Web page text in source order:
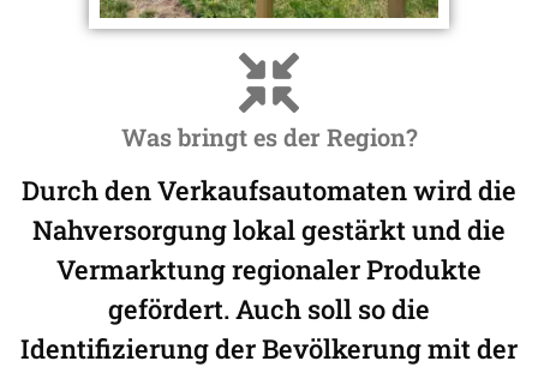
Was bringt es der Region?
Durch den Verkaufsautomaten wird die
Nahversorgung lokal gestärkt und die
Vermarktung regionaler Produkte
gefördert. Auch soll so die
Identifizierung der Bevölkerung mit der